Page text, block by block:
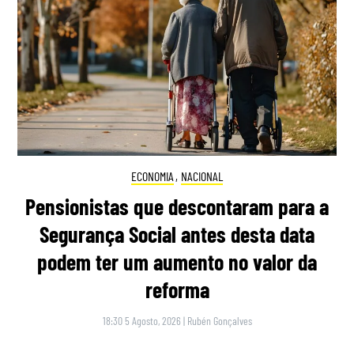
ECONOMIA , NACIONAL
Pensionistas que descontaram para a
Segurança Social antes desta data
podem ter um aumento no valor da
reforma
18:30 5 Agosto, 2026 | Rubén Gonçalves